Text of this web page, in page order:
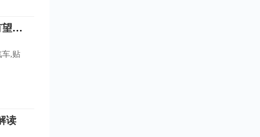
马斯克“正上线1万个H100集群”，FSD V12训练速度有望年底提升
车,贴
读